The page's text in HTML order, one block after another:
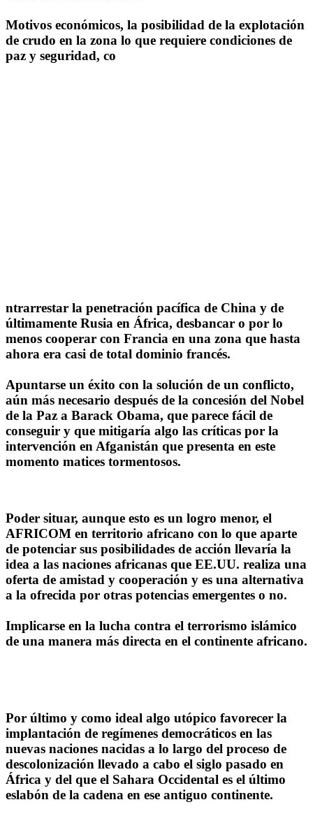
Motivos económicos, la posibilidad de la explotación
de crudo en la zona lo que requiere condiciones de
paz y seguridad, co
ntrarrestar la penetración pacífica de China y de
últimamente Rusia en África, desbancar o por lo
menos cooperar con Francia en una zona que hasta
ahora era casi de total dominio francés.
Apuntarse un éxito con la solución de un conflicto,
aún más necesario después de la concesión del Nobel
de la Paz a Barack Obama, que parece fácil de
conseguir y que mitigaría algo las críticas por la
intervención en Afganistán que presenta en este
momento matices tormentosos.
Poder situar, aunque esto es un logro menor, el
AFRICOM en territorio africano con lo que aparte
de potenciar sus posibilidades de acción llevaría la
idea a las naciones africanas que EE.UU. realiza una
oferta de amistad y cooperación y es una alternativa
a la ofrecida por otras potencias emergentes o no.
Implicarse en la lucha contra el terrorismo islámico
de una manera más directa en el continente africano.
Por último y como ideal algo utópico favorecer la
implantación de regímenes democráticos en las
nuevas naciones nacidas a lo largo del proceso de
descolonización llevado a cabo el siglo pasado en
África y del que el Sahara Occidental es el último
eslabón de la cadena en ese antiguo continente.